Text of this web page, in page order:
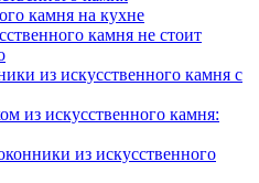
камня на кухне
камня не стоит
из искусственного камня с
из искусственного камня:
из искусственного